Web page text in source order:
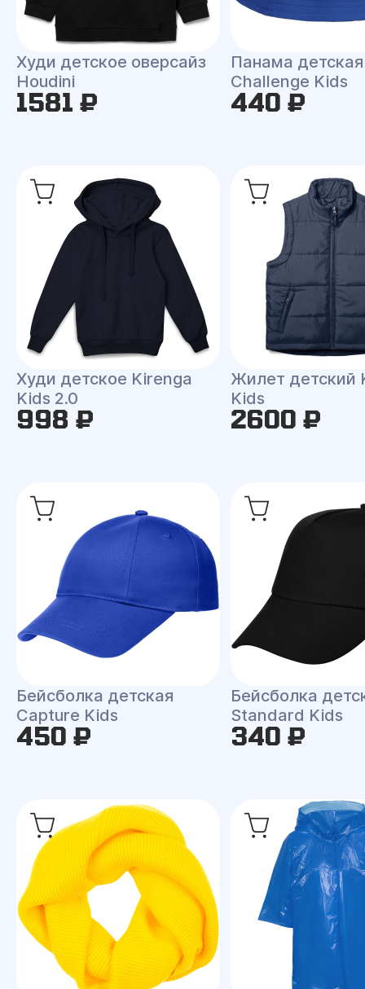
Худи детское оверсайз
Houdini
1581 ₽
Панама детская
Challenge Kids
440 ₽
Худи детское Kirenga
Kids 2.0
998 ₽
Жилет детский
Kids
2600 ₽
Бейсболка детская
Capture Kids
450 ₽
Бейсболка
Standard Kids
340 ₽